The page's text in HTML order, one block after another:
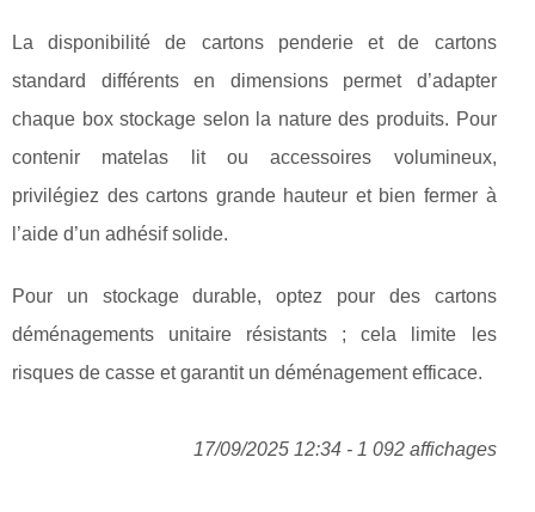
La disponibilité de cartons penderie et de cartons
standard différents en dimensions permet d’adapter
chaque box stockage selon la nature des produits. Pour
contenir matelas lit ou accessoires volumineux,
privilégiez des cartons grande hauteur et bien fermer à
l’aide d’un adhésif solide.
Pour un stockage durable, optez pour des cartons
déménagements unitaire résistants ; cela limite les
risques de casse et garantit un déménagement efficace.
17/09/2025 12:34 - 1 092 affichages